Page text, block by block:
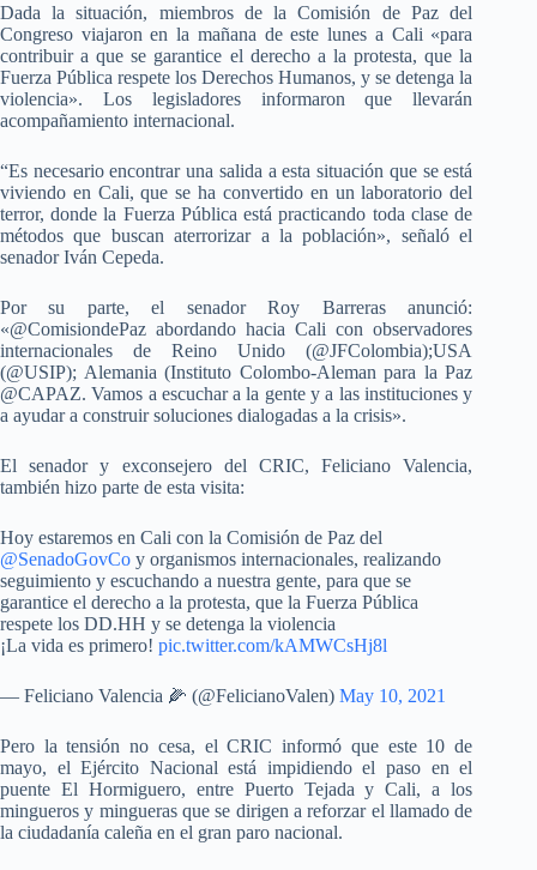
Dada la situación, miembros de la Comisión de Paz del
Congreso viajaron en la mañana de este lunes a Cali «para
contribuir a que se garantice el derecho a la protesta, que la
Fuerza Pública respete los Derechos Humanos, y se detenga la
violencia». Los legisladores informaron que llevarán
acompañamiento internacional.
“Es necesario encontrar una salida a esta situación que se está
viviendo en Cali, que se ha convertido en un laboratorio del
terror, donde la Fuerza Pública está practicando toda clase de
métodos que buscan aterrorizar a la población», señaló el
senador Iván Cepeda.
Por su parte, el senador Roy Barreras anunció:
«@ComisiondePaz abordando hacia Cali con observadores
internacionales de Reino Unido (@JFColombia);USA
(@USIP); Alemania (Instituto Colombo-Aleman para la Paz
@CAPAZ. Vamos a escuchar a la gente y a las instituciones y
a ayudar a construir soluciones dialogadas a la crisis».
El senador y exconsejero del CRIC, Feliciano Valencia,
también hizo parte de esta visita:
Hoy estaremos en Cali con la Comisión de Paz del
@SenadoGovCo y organismos internacionales, realizando
seguimiento y escuchando a nuestra gente, para que se
garantice el derecho a la protesta, que la Fuerza Pública
respete los DD.HH y se detenga la violencia
¡La vida es primero! pic.twitter.com/kAMWCsHj8l
— Feliciano Valencia 🌽 (@FelicianoValen) May 10, 2021
Pero la tensión no cesa, el CRIC informó que este 10 de
mayo, el Ejército Nacional está impidiendo el paso en el
puente El Hormiguero, entre Puerto Tejada y Cali, a los
mingueros y mingueras que se dirigen a reforzar el llamado de
la ciudadanía caleña en el gran paro nacional.